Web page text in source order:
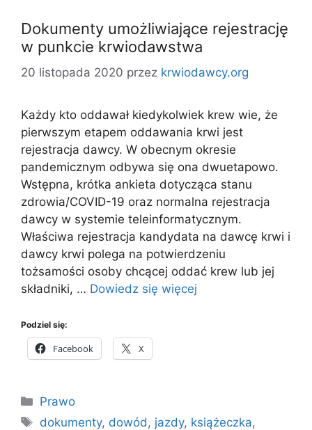
Dokumenty umożliwiające rejestrację
w punkcie krwiodawstwa
20 listopada 2020 przez krwiodawcy.org
Każdy kto oddawał kiedykolwiek krew wie, że
pierwszym etapem oddawania krwi jest
rejestracja dawcy. W obecnym okresie
pandemicznym odbywa się ona dwuetapowo.
Wstępna, krótka ankieta dotycząca stanu
zdrowia/COVID-19 oraz normalna rejestracja
dawcy w systemie teleinformatycznym.
Właściwa rejestracja kandydata na dawcę krwi i
dawcy krwi polega na potwierdzeniu
tożsamości osoby chcącej oddać krew lub jej
składniki, … Dowiedz się więcej
Podziel się:
Facebook X
Kategorie
Prawo
Tagi
dokumenty, dowód, jazdy, książeczka,